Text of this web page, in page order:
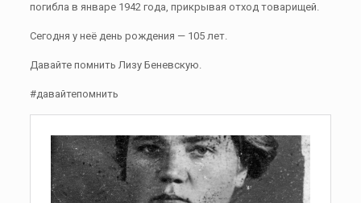
погибла в январе 1942 года, прикрывая отход товарищей.
Сегодня у неё день рождения — 105 лет.
Давайте помнить Лизу Беневскую.
#давайтепомнить